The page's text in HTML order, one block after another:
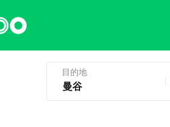
目的地